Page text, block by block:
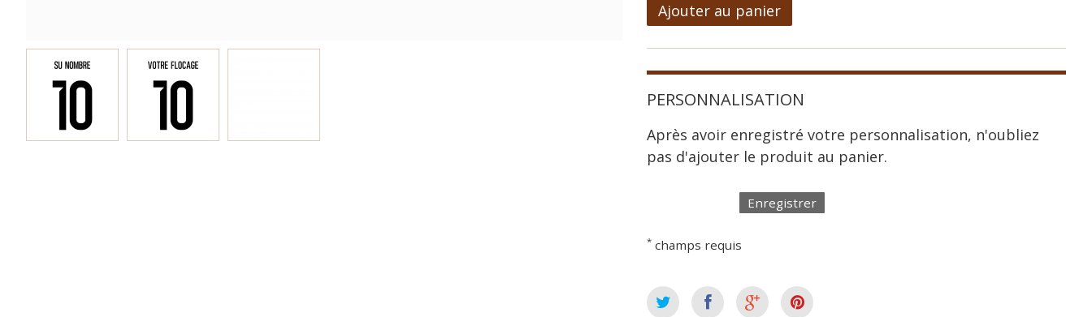
Ajouter au panier
PERSONNALISATION
Après avoir enregistré votre personnalisation, n'oubliez
pas d'ajouter le produit au panier.
Enregistrer
* champs requis